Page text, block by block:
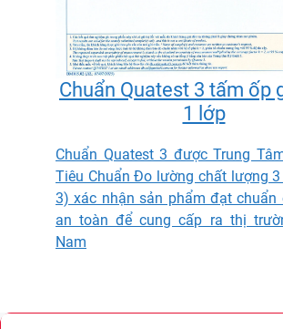
Chuẩn Quatest 3 tấm ốp
1 lớp
Chuẩn Quatest 3 được Trung
Tiêu Chuẩn Đo lường chất lượng 3
3) xác nhận sản phẩm đạt chuẩn
an toàn để cung cấp ra thị
Nam